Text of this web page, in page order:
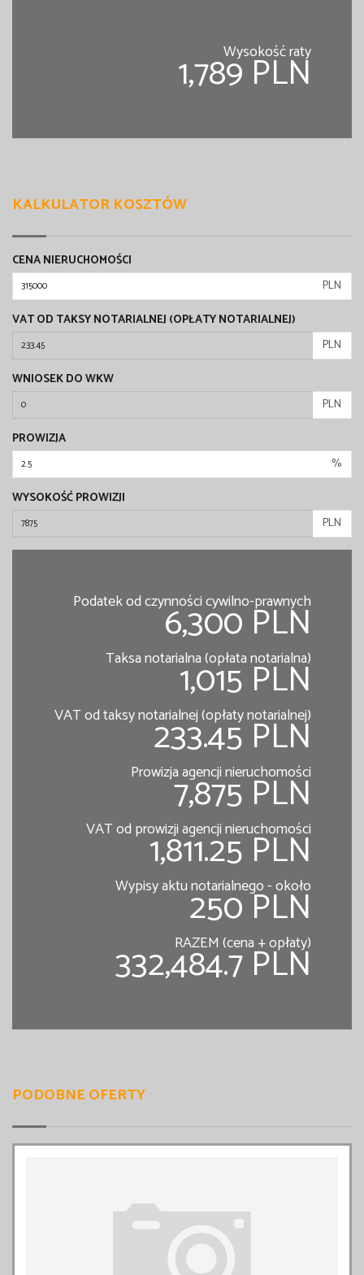
Wysokość raty
1,789 PLN
KALKULATOR KOSZTÓW
CENA NIERUCHOMOŚCI
PLN
VAT OD TAKSY NOTARIALNEJ (OPŁATY NOTARIALNEJ)
PLN
WNIOSEK DO WKW
PLN
PROWIZJA
%
WYSOKOŚĆ PROWIZJI
PLN
Podatek od czynności cywilno-prawnych
6,300 PLN
Taksa notarialna (opłata notarialna)
1,015 PLN
VAT od taksy notarialnej (opłaty notarialnej)
233.45 PLN
Prowizja agencji nieruchomości
7,875 PLN
VAT od prowizji agencji nieruchomości
1,811.25 PLN
Wypisy aktu notarialnego - około
250 PLN
RAZEM (cena + opłaty)
332,484.7 PLN
PODOBNE OFERTY